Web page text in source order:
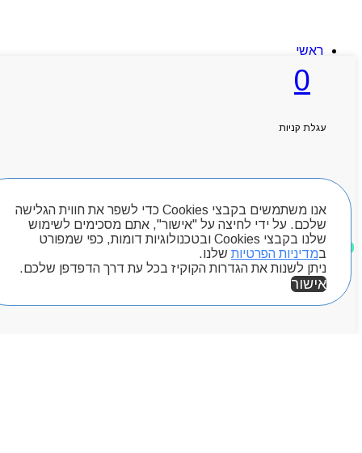
אנו משתמשים בקבצי Cookies כדי לשפר את חווית הגלישה
שלכם. על ידי לחיצה על "אישור", אתם מסכימים לשימוש
שלנו בקבצי Cookies ובטכנולוגיות דומות, כפי שמפורט
במדיניות הפרטיות שלנו.
ניתן לשנות את הגדרות הקוקיז בכל עת דרך הדפדפן שלכם.
אישור
0
עגלת קניות
חיפוש מוצרים
מוצרים שאהבתי
ראשי
קטלוג מוצרים
המגזין
מותגים